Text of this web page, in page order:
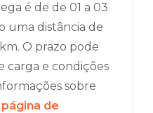
é de de 01 a 03
uma distância de
O prazo pode
carga e condições
sobre
página de